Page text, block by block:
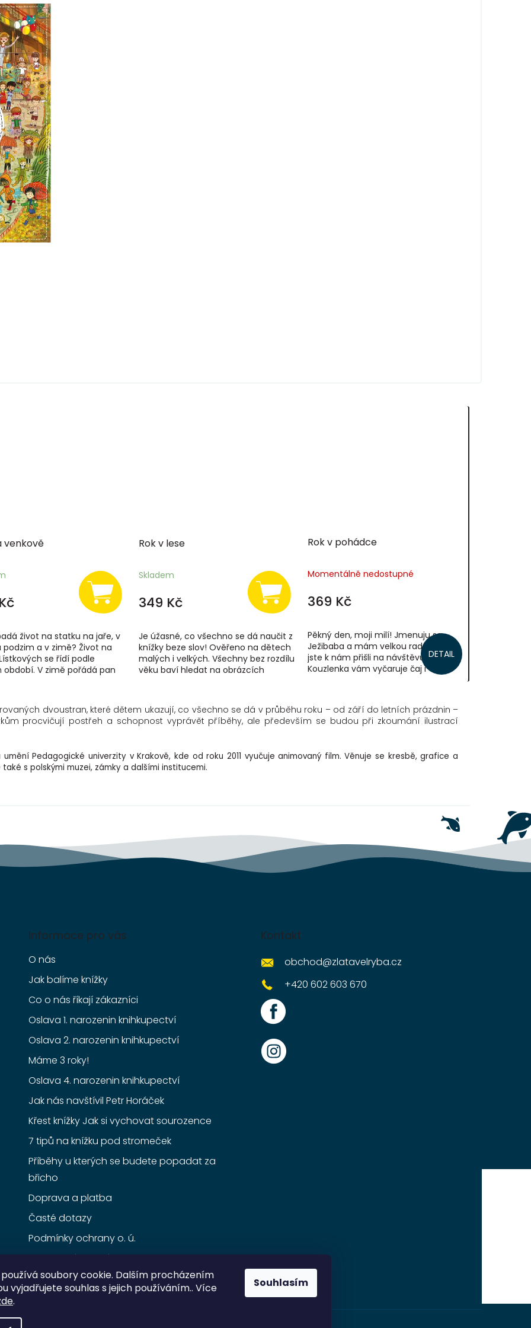
soubory cookie. Dalším procházením
vyjadřujete souhlas s jejich používáním.. Více
.
Souhlasím
venkově
život na statku na jaře, v
podzim a v zimě? Život na
se řídí podle
období. V zimě pořádá pan
Rok v lese
Skladem
349 Kč
Je úžasné, co všechno se dá naučit z
knížky beze slov! Ověřeno na dětech
malých i velkých. Všechny bez rozdílu
věku baví hledat na obrázcích
Rok v pohádce
Momentálně nedostupné
369 Kč
DETAIL
Pěkný den, moji milí! Jmenuju se
Ježibaba a mám velkou radost, že
jste k nám přišli na návštěvu.
Kouzlenka vám vyčaruje čaj i
dvoustran, které dětem ukazují, co všechno se dá v průběhu roku – od září do letních prázdnin –
procvičují postřeh a schopnost vyprávět příběhy, ale především se budou při zkoumání ilustrací
Pedagogické univerzity v Krakově, kde od roku 2011 vyučuje animovaný film. Věnuje se kresbě, grafice a
s polskými muzei, zámky a dalšími institucemi.
Informace pro vás
O nás
Jak balíme knížky
Co o nás říkají zákazníci
Oslava 1. narozenin knihkupectví
Oslava 2. narozenin knihkupectví
Máme 3 roky!
Oslava 4. narozenin knihkupectví
Jak nás navštívil Petr Horáček
Křest knížky Jak si vychovat sourozence
7 tipů na knížku pod stromeček
Příběhy u kterých se budete popadat za
břicho
Doprava a platba
Časté dotazy
Podmínky ochrany o. ú.
Obchodní podmínky
Kontakt
obchod@zlatavelryba.cz
+420 602 603 670